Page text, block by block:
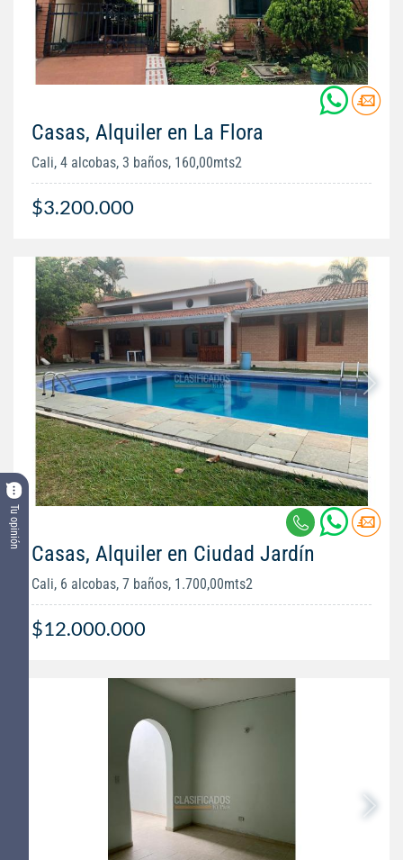
Tu opinión
Casas, Alquiler en La Flora
Cali, 4 alcobas, 3 baños, 160,00mts2
$3.200.000
Casas, Alquiler en Ciudad Jardín
Cali, 6 alcobas, 7 baños, 1.700,00mts2
$12.000.000